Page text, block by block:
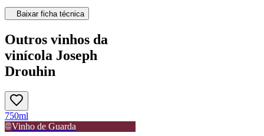
Baixar ficha técnica
Outros vinhos da
vinícola Joseph
Drouhin
750ml
Vinho de Guarda